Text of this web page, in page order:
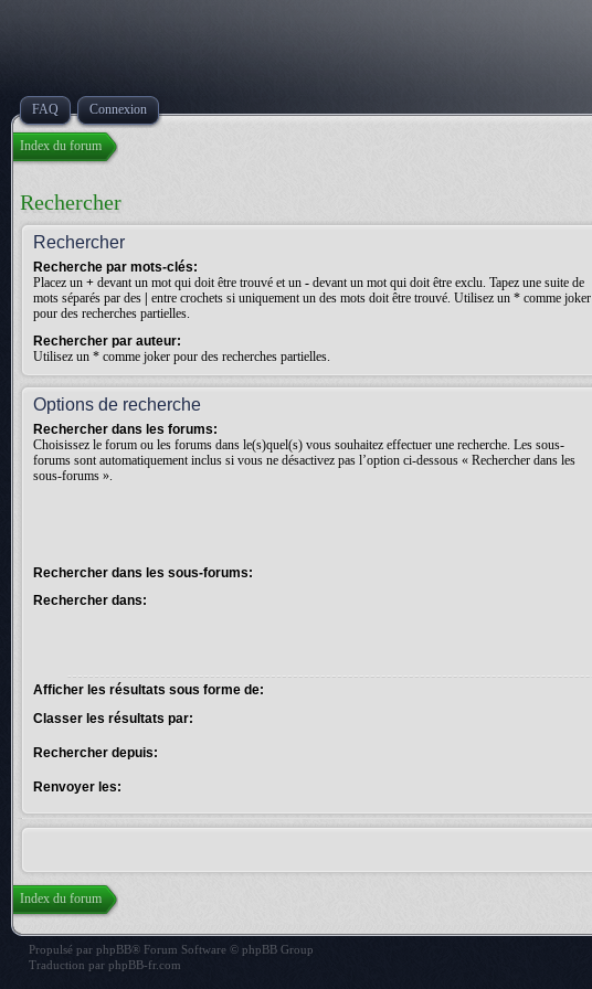
FAQ Connexion
Index du forum
Rechercher
Rechercher
Recherche par mots-clés:
Placez un + devant un mot qui doit être trouvé et un - devant un mot qui doit être exclu. Tapez une suite de
mots séparés par des
entre crochets si uniquement un des mots doit être trouvé. Utilisez un * comme joker
pour des recherches partielles.
Rechercher par auteur:
Utilisez un * comme joker pour des recherches partielles.
Options de recherche
Rechercher dans les forums:
Choisissez le forum ou les forums dans le(s)quel(s) vous souhaitez effectuer une recherche. Les sous-
forums sont automatiquement inclus si vous ne désactivez pas l’option ci-dessous « Rechercher dans les
sous-forums ».
Rechercher dans les sous-forums:
Rechercher dans:
Afficher les résultats sous forme de:
Classer les résultats par:
Rechercher depuis:
Renvoyer les:
Index du forum
Propulsé par phpBB® Forum Software © phpBB Group
Traduction par phpBB-fr.com